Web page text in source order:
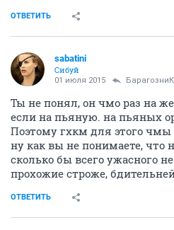
ОТВЕТИТЬ
sabatini
Сибуй
01 июля 2015 БарагозниК
Ты не понял, он чмо раз на
если на пьяную. на пьяных
Поэтому гхкм для этого
ну как вы не понимаете, что
сколько бы всего ужасного
прохожие строже,
ОТВЕТИТЬ